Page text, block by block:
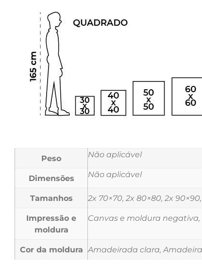
Peso Não aplicável
Dimensões Não aplicável
Tamanhos 2x 70×70, 2x 80×80, 2x
Impressão e
moldura
Canvas e moldura
Cor da moldura Amadeirada clara,